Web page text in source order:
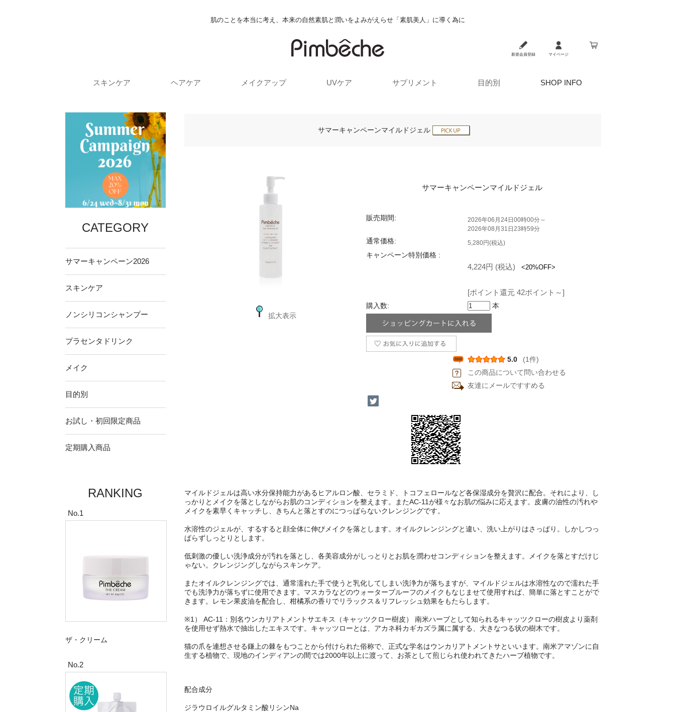
肌のことを本当に考え、本来の自然素肌と潤いをよみがえらせ「素肌美人」に導く為に
新規会員登録 マイページ
スキンケア ヘアケア メイクアップ UVケア サプリメント 目的別 SHOP INFO
CATEGORY
サマーキャンペーン2026
スキンケア
ノンシリコンシャンプー
プラセンタドリンク
メイク
目的別
お試し・初回限定商品
定期購入商品
RANKING
No.1
ザ・クリーム
No.2
サマーキャンペーンマイルドジェル
拡大表示
サマーキャンペーンマイルドジェル
販売期間:
2026年06月24日00時00分～
2026年08月31日23時59分
通常価格: 5,280円(税込)
キャンペーン特別価格 :
4,224円 (税込) <20%OFF>
[ポイント還元 42ポイント～]
購入数: 本
5.0
(1件)
この商品について問い合わせる
友達にメールですすめる
マイルドジェルは高い水分保持能力があるヒアルロン酸、セラミド、トコフェロールなど各保湿成分を贅沢に配合。それにより、し
っかりとメイクを落としながらお肌のコンディションを整えます。またAC-11が様々なお肌の悩みに応えます。皮膚の油性の汚れや
メイクを素早くキャッチし、きちんと落とすのにつっぱらないクレンジングです。
水溶性のジェルが、するすると顔全体に伸びメイクを落とします。オイルクレンジングと違い、洗い上がりはさっぱり。しかしつっ
ぱらずしっとりとします。
低刺激の優しい洗浄成分が汚れを落とし、各美容成分がしっとりとお肌を潤わせコンディションを整えます。メイクを落とすだけじ
ゃない。クレンジングしながらスキンケア。
またオイルクレンジングでは、通常濡れた手で使うと乳化してしまい洗浄力が落ちますが、マイルドジェルは水溶性なので濡れた手
でも洗浄力が落ちずに使用できます。マスカラなどのウォータープルーフのメイクもなじませて使用すれば、簡単に落とすことがで
きます。レモン果皮油を配合し、柑橘系の香りでリラックス＆リフレッシュ効果をもたらします。
※1） AC-11：別名ウンカリアトメントサエキス（キャッツクロー樹皮） 南米ハーブとして知られるキャッツクローの樹皮より薬剤
を使用せず熱水で抽出したエキスです。キャッツローとは、アカネ科カギカズラ属に属する、大きなつる状の樹木です。
猫の爪を連想させる鎌上の棘をもつことから付けられた俗称で、正式な学名はウンカリアトメントサといいます。南米アマゾンに自
生する植物で、現地のインディアンの間では2000年以上に渡って、お茶として煎じられ使われてきたハーブ植物です。
配合成分
ジラウロイルグルタミン酸リシンNa